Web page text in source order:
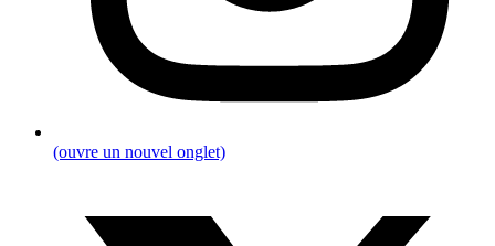
(ouvre un nouvel onglet)